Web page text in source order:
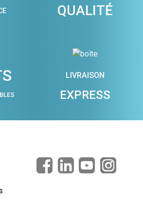
QUALITÉ
LIVRAISON
EXPRESS